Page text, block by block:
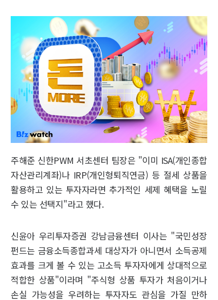
주해준 신한PWM 서초센터 팀장은 "이미 ISA(개인종합
자산관리계좌)나 IRP(개인형퇴직연금) 등 절세 상품을
활용하고 있는 투자자라면 추가적인 세제 혜택을 노릴
수 있는 선택지"라고 했다.
신윤아 우리투자증권 강남금융센터 이사는 "국민성장
펀드는 금융소득종합과세 대상자가 아니면서 소득공제
효과를 크게 볼 수 있는 고소득 투자자에게 상대적으로
적합한 상품"이라며 "주식형 상품 투자가 처음이거나
손실 가능성을 우려하는 투자자도 관심을 가질 만하